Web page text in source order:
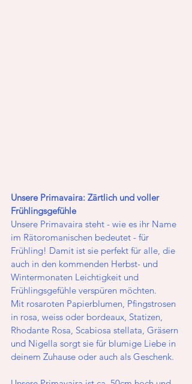
Unsere Primavaira: Zärtlich und voller
Frühlingsgefühle
Unsere Primavaira steht - wie es ihr Name
im Rätoromanischen bedeutet - für
Frühling! Damit ist sie perfekt für alle, die
auch in den kommenden Herbst- und
Wintermonaten Leichtigkeit und
Frühlingsgefühle verspüren möchten.
Mit rosaroten Papierblumen, Pfingstrosen
in rosa, weiss oder bordeaux, Statizen,
Rhodante Rosa, Scabiosa stellata, Gräsern
und Nigella sorgt sie für blumige Liebe in
deinem Zuhause oder auch als Geschenk.